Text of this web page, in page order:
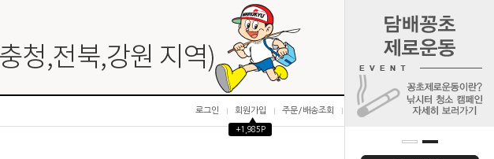
로그인 회원가입
▲
+1,985P
주문/배송조회 마이페이지